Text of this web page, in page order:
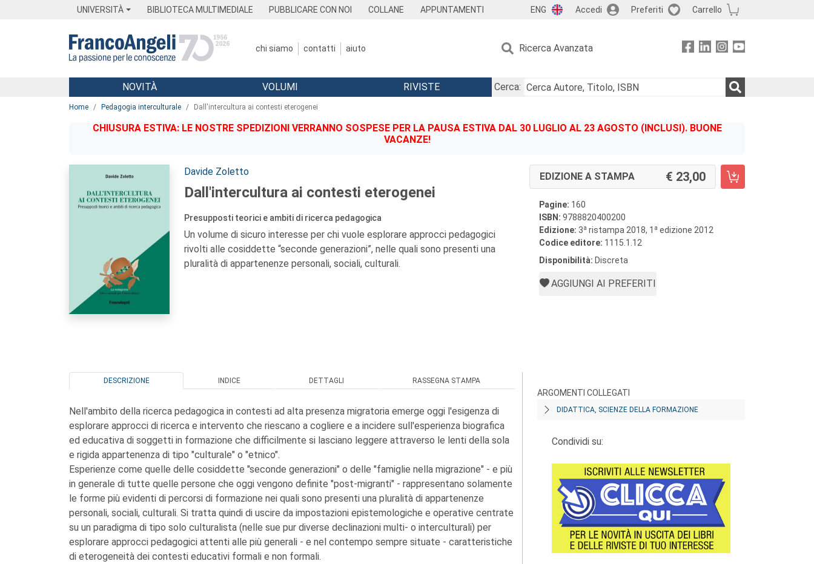
UNIVERSITÀ BIBLIOTECA MULTIMEDIALE PUBBLICARE CON NOI COLLANE APPUNTAMENTI ENG Accedi Preferiti Carrello
chi siamo contatti aiuto Ricerca Avanzata
Menu
NOVITÀ VOLUMI RIVISTE
Cerca:
Home Pedagogia interculturale Dall'intercultura ai contesti eterogenei
CHIUSURA ESTIVA: LE NOSTRE SPEDIZIONI VERRANNO SOSPESE PER LA PAUSA ESTIVA DAL 30 LUGLIO AL 23 AGOSTO (INCLUSI). BUONE
VACANZE!
Autori:
Davide Zoletto
Dall'intercultura ai contesti eterogenei
Presupposti teorici e ambiti di ricerca pedagogica
Un volume di sicuro interesse per chi vuole esplorare approcci pedagogici
rivolti alle cosiddette “seconde generazioni”, nelle quali sono presenti una
pluralità di appartenenze personali, sociali, culturali.
EDIZIONE A STAMPA 23,00
Pagine: 160
ISBN: 9788820400200
Edizione: 3a ristampa 2018, 1 a edizione 2012
Codice editore: 1115.1.12
Disponibilità: Discreta
AGGIUNGI AI PREFERITI
DESCRIZIONE INDICE DETTAGLI RASSEGNA STAMPA
Nell'ambito della ricerca pedagogica in contesti ad alta presenza migratoria emerge oggi l'esigenza di
esplorare approcci di ricerca e intervento che riescano a cogliere e a incidere sull'esperienza biografica
ed educativa di soggetti in formazione che difficilmente si lasciano leggere attraverso le lenti della sola
e rigida appartenenza di tipo "culturale" o "etnico".
Esperienze come quelle delle cosiddette "seconde generazioni" o delle "famiglie nella migrazione" - e più
in generale di tutte quelle persone che oggi vengono definite "post-migranti" - rappresentano solamente
le forme più evidenti di percorsi di formazione nei quali sono presenti una pluralità di appartenenze
personali, sociali, culturali. Si tratta quindi di uscire da impostazioni epistemologiche e operative centrate
su un paradigma di tipo solo culturalista (nelle sue pur diverse declinazioni multi- o interculturali) per
esplorare approcci pedagogici attenti alle più generali - e nel contempo sempre situate - caratteristiche
di eterogeneità dei contesti educativi formali e non formali.
ARGOMENTI COLLEGATI
DIDATTICA, SCIENZE DELLA FORMAZIONE
Condividi su: